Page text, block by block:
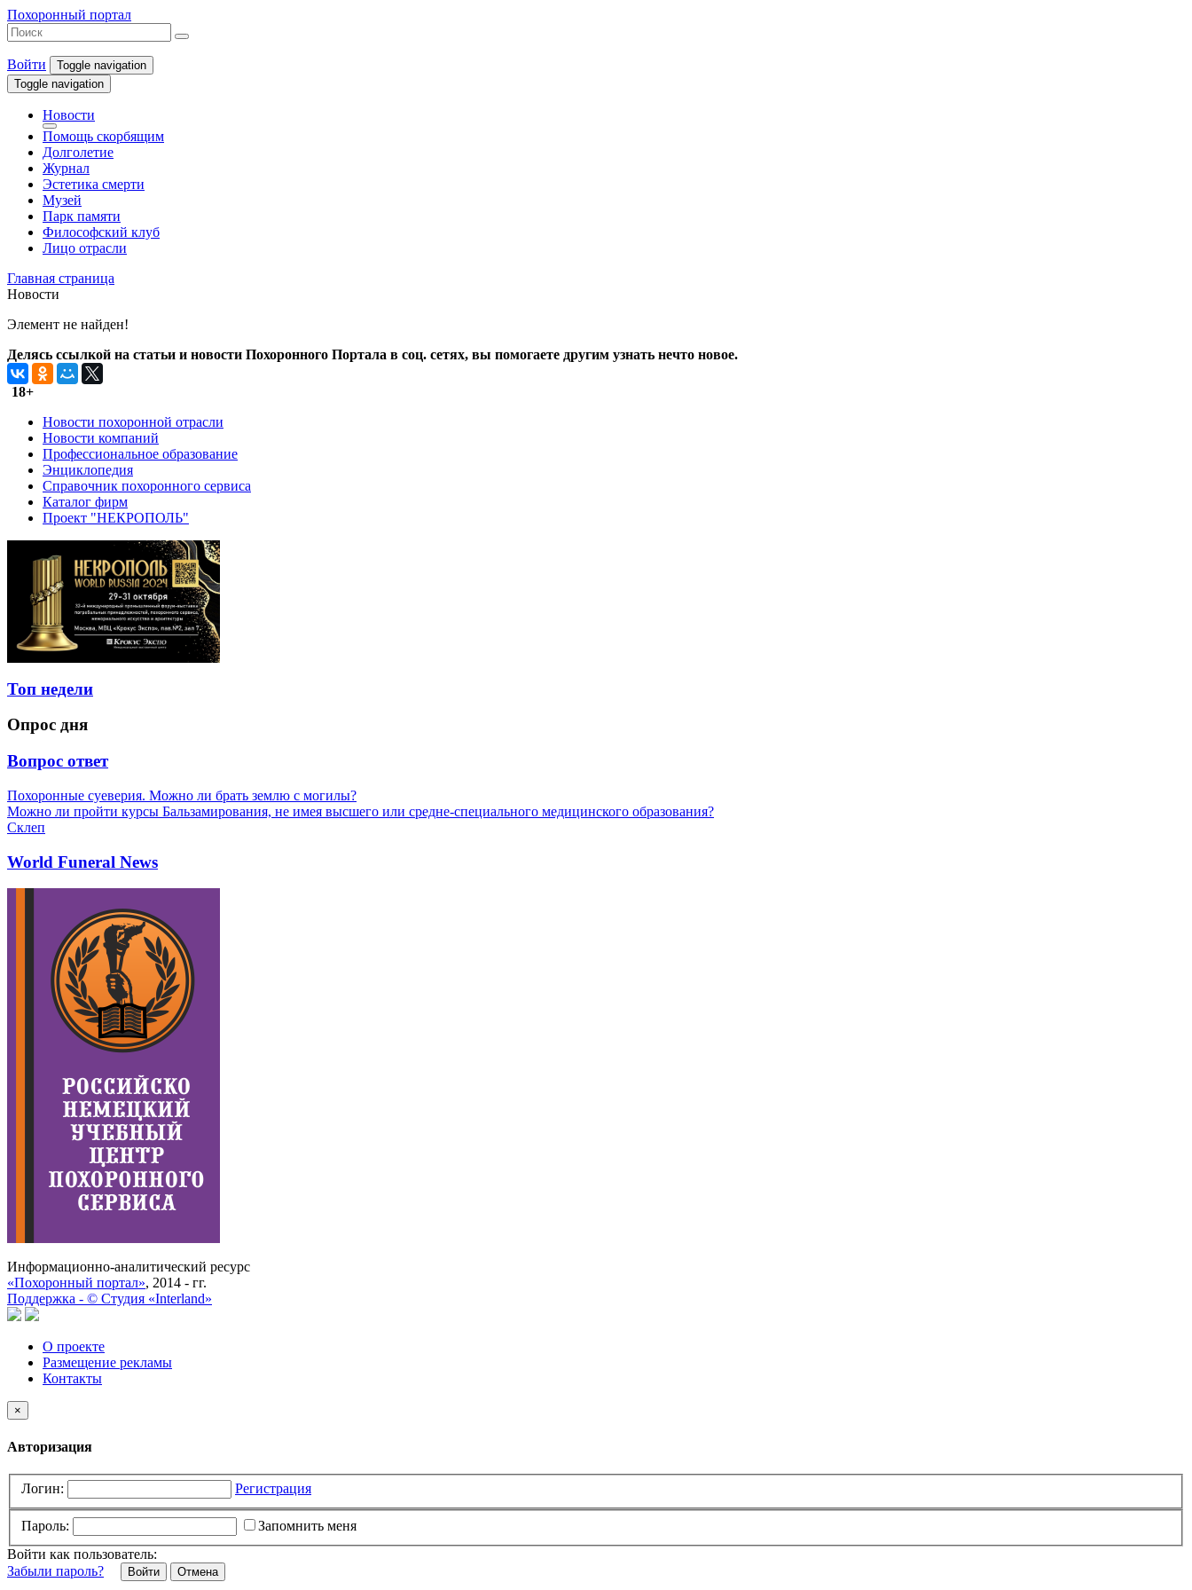
Похоронный портал
Войти
Toggle navigation
Toggle navigation
Новости
Помощь скорбящим
Долголетие
Журнал
Эстетика смерти
Музей
Парк памяти
Философский клуб
Лицо отрасли
Главная страница
Новости
Элемент не найден!
Делясь ссылкой на статьи и новости Похоронного Портала в соц. сетях, вы помогаете другим узнать нечто новое.
18+
Новости похоронной отрасли
Новости компаний
Профессиональное образование
Энциклопедия
Справочник похоронного сервиса
Каталог фирм
Проект "НЕКРОПОЛЬ"
Топ недели
Опрос дня
Вопрос ответ
Похоронные суеверия. Можно ли брать землю с могилы?
Можно ли пройти курсы Бальзамирования, не имея высшего или средне-специального медицинского образования?
Склеп
World Funeral News
Информационно-аналитический ресурс
«Похоронный портал», 2014 - гг.
Поддержка - © Cтудия «Interland»
О проекте
Размещение рекламы
Контакты
×
Авторизация
Логин: Регистрация
Пароль:
Запомнить меня
Войти как пользователь:
Забыли пароль?
Отмена